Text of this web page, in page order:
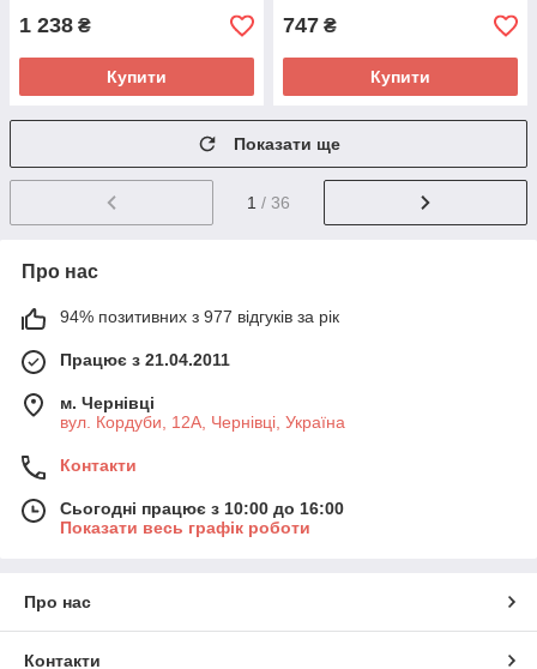
1 238 ₴
Купити
747 ₴
Купити
Показати ще
1 / 36
Про нас
94% позитивних з 977 відгуків за рік
Працює з 21.04.2011
м. Чернівці
вул. Кордуби, 12А, Чернівці, Україна
Контакти
Сьогодні працює з 10:00 до 16:00
Показати весь графік роботи
Про нас
Контакти